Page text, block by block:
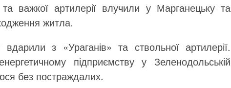
важкої артилерії влучили у Марганецьку та
житла.
з «Ураганів» та ствольної артилерії.
підприємству у Зеленодольській
без постраждалих.